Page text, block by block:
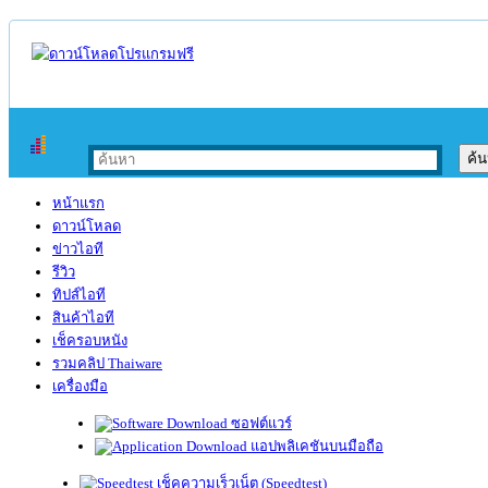
หน้าแรก
ดาวน์โหลด
ข่าวไอที
รีวิว
ทิปส์ไอที
สินค้าไอที
เช็ครอบหนัง
รวมคลิป Thaiware
เครื่องมือ
ซอฟต์แวร์
แอปพลิเคชันบนมือถือ
เช็คความเร็วเน็ต (Speedtest)